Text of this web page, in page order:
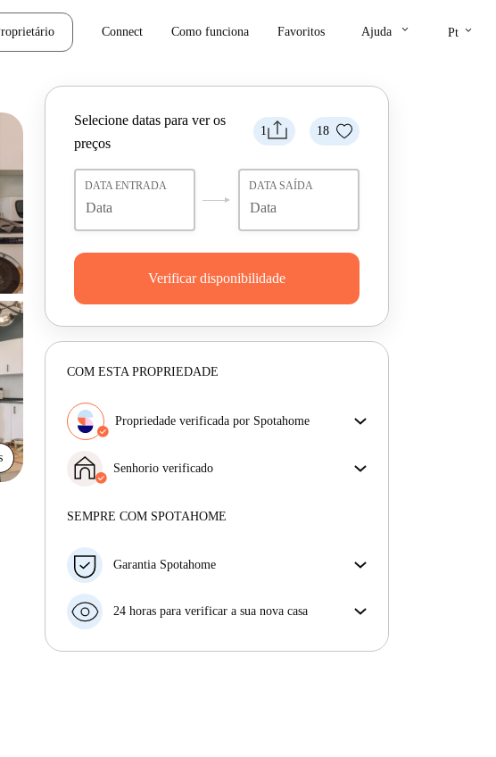
Connect Como funciona Favoritos Ajuda keyboard_arrow_down Pt keyboard_arrow_down
1 18
Selecione datas para ver os
preços
DATA ENTRADA DATA SAÍDA
Verificar disponibilidade
COM ESTA PROPRIEDADE
Propriedade verificada por Spotahome
obténs exatamente o que vês no anúncio.
Mais sobre a verificação
Senhorio verificado
Mais sobre este senhorio
SEMPRE COM SPOTAHOME
Garantia Spotahome
antecedência, nós iremos A) pagar um hotel e ajudá-
seu dinheiro na totalidade.
24 horas para verificar a sua nova casa